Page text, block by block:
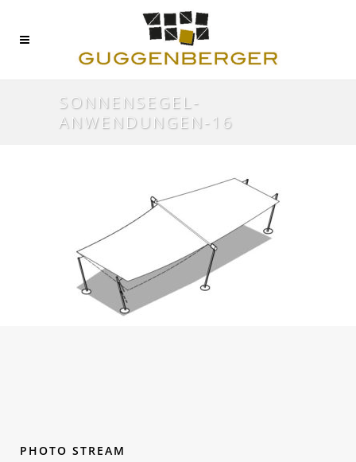
SONNENSEGEL-
ANWENDUNGEN-16
PHOTO STREAM